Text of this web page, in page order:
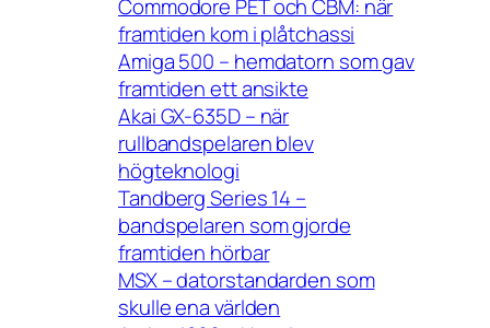
Commodore PET och CBM: när
framtiden kom i plåtchassi
Amiga 500 – hemdatorn som gav
framtiden ett ansikte
Akai GX-635D – när
rullbandspelaren blev
högteknologi
Tandberg Series 14 –
bandspelaren som gjorde
framtiden hörbar
MSX – datorstandarden som
skulle ena världen